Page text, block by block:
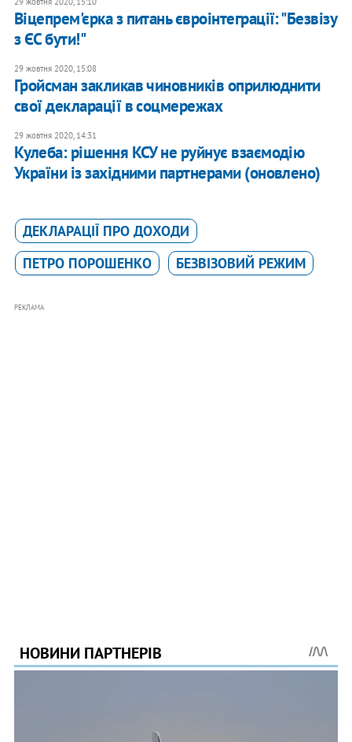
Віцепрем'єрка з питань євроінтеграції: "Безвізу
з ЄС бути!"
29 жовтня 2020, 15:08
Гройсман закликав чиновників оприлюднити
свої декларації в соцмережах
29 жовтня 2020, 14:31
Кулеба: рішення КСУ не руйнує взаємодію
України із західними партнерами (оновлено)
ДЕКЛАРАЦІЇ ПРО ДОХОДИ
ПЕТРО ПОРОШЕНКО
БЕЗВІЗОВИЙ РЕЖИМ
РЕКЛАМА